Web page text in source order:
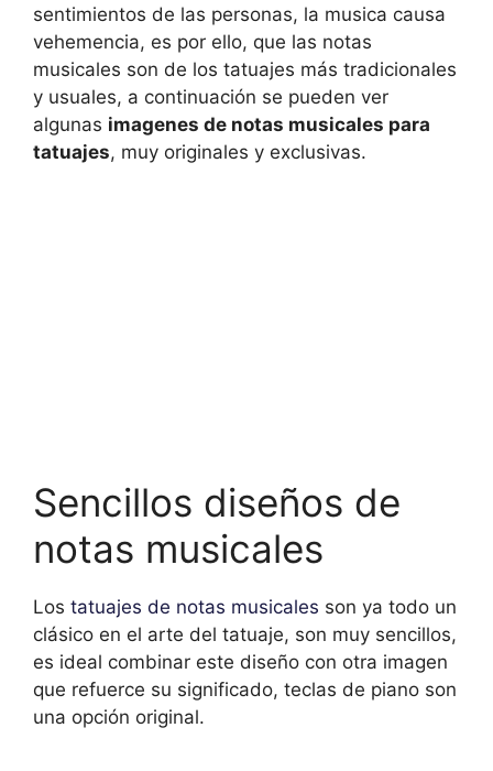
sentimientos de las personas, la musica causa
vehemencia, es por ello, que las notas
musicales son de los tatuajes más tradicionales
y usuales, a continuación se pueden ver
algunas imagenes de notas musicales para
tatuajes, muy originales y exclusivas.
Sencillos diseños de
notas musicales
Los tatuajes de notas musicales son ya todo un
clásico en el arte del tatuaje, son muy sencillos,
es ideal combinar este diseño con otra imagen
que refuerce su significado, teclas de piano son
una opción original.